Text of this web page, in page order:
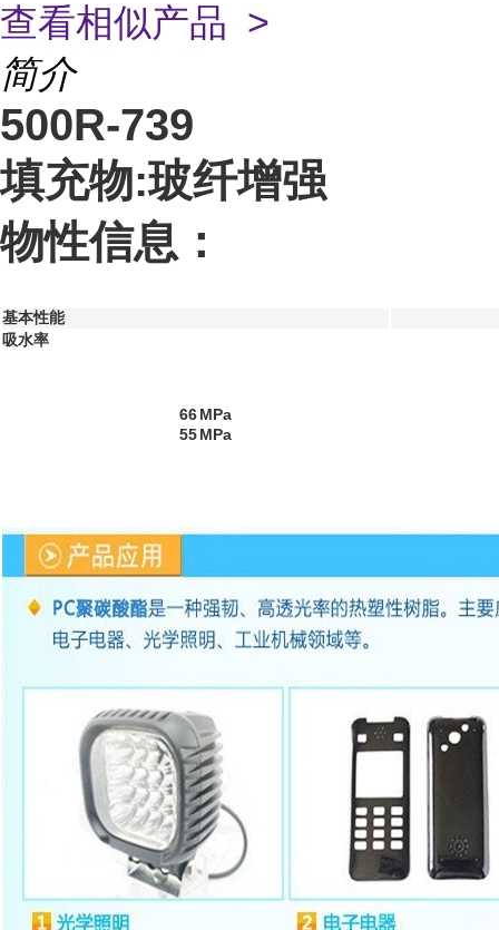
查看相似产品 >
简介
500R-739
填充物:玻纤增强
物性信息：
基本性能
吸水率
66MPa
55MPa